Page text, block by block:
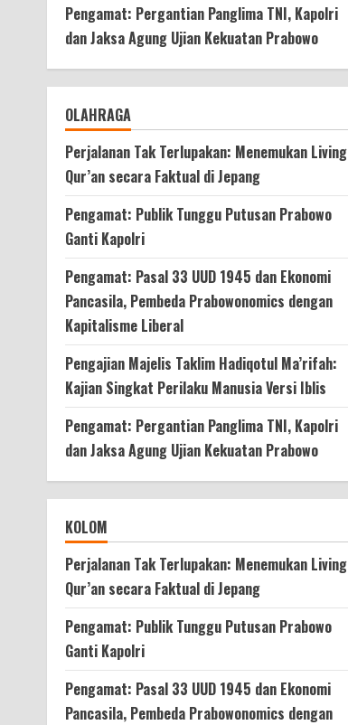
Pengamat: Pergantian Panglima TNI, Kapolri
dan Jaksa Agung Ujian Kekuatan Prabowo
OLAHRAGA
Perjalanan Tak Terlupakan: Menemukan Living
Qur’an secara Faktual di Jepang
Pengamat: Publik Tunggu Putusan Prabowo
Ganti Kapolri
Pengamat: Pasal 33 UUD 1945 dan Ekonomi
Pancasila, Pembeda Prabowonomics dengan
Kapitalisme Liberal
Pengajian Majelis Taklim Hadiqotul Ma’rifah:
Kajian Singkat Perilaku Manusia Versi Iblis
Pengamat: Pergantian Panglima TNI, Kapolri
dan Jaksa Agung Ujian Kekuatan Prabowo
KOLOM
Perjalanan Tak Terlupakan: Menemukan Living
Qur’an secara Faktual di Jepang
Pengamat: Publik Tunggu Putusan Prabowo
Ganti Kapolri
Pengamat: Pasal 33 UUD 1945 dan Ekonomi
Pancasila, Pembeda Prabowonomics dengan